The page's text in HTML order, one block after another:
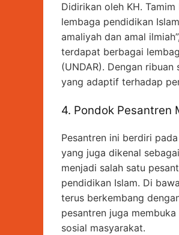
Didirikan oleh KH.
lembaga pendidikan
amaliyah dan amal
terdapat berbagai
(UNDAR). Dengan
yang adaptif terhadap
4. Pondok Pesantren
Pesantren ini berdiri
yang juga dikenal
menjadi salah satu
pendidikan Islam. Di
terus berkembang
pesantren juga
sosial masyarakat.